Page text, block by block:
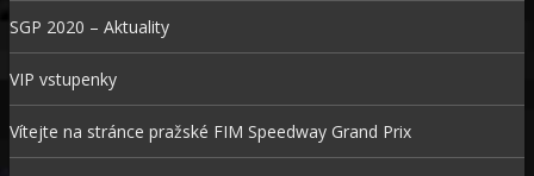
SGP 2020 – Aktuality
VIP vstupenky
Vítejte na stránce pražské FIM Speedway Grand Prix